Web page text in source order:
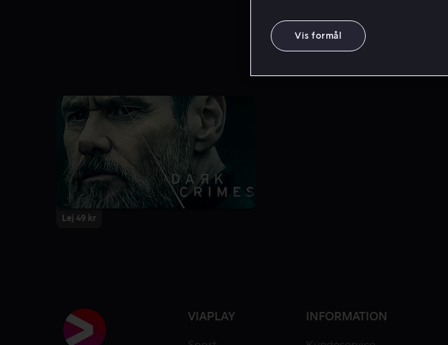
Lej 49 kr
VIAPLAY INFORMATION
Vis formål